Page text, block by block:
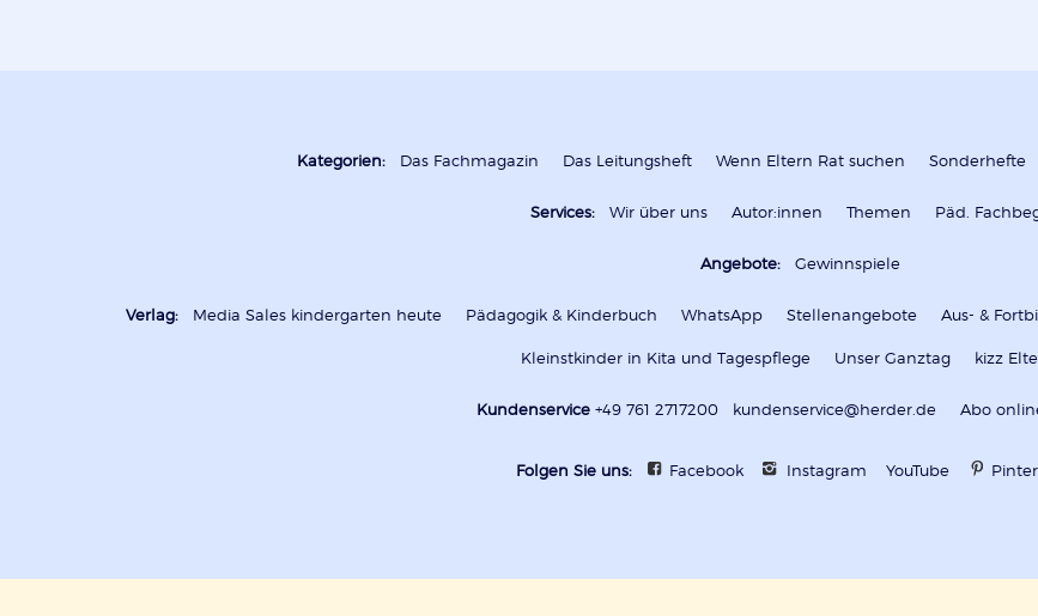
Kategorien: Das Fachmagazin Das Leitungsheft Wenn Eltern Rat suchen Sonderhefte
Services: Wir über uns Autor:innen Themen Päd.
Angebote: Gewinnspiele
Verlag: Media Sales kindergarten heute Pädagogik & Kinderbuch WhatsApp Stellenangebote Aus- &
Kleinstkinder in Kita und Tagespflege Unser Ganztag kizz
Kundenservice +49 761 2717200 kundenservice@herder.de Abo
Folgen Sie uns: Facebook Instagram YouTube